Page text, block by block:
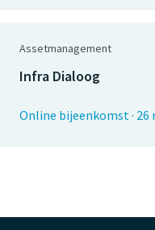
Assetmanagement
Infra Dialoog
Online bijeenkomst· 26